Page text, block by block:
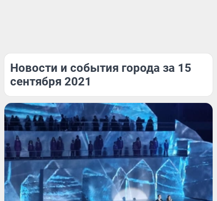
Новости и события города за 15
сентября 2021